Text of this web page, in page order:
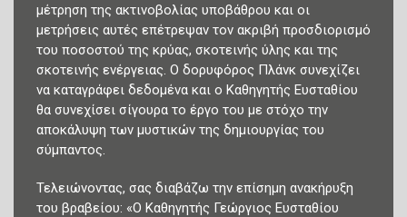
μέτρηση της ακτινοβολίας υποβάθρου και οι
μετρήσεις αυτές επέτρεψαν τον ακριβή προσδιορισμό
του ποσοστού της κρύας, σκοτεινής ύλης και της
σκοτεινής ενέργειας. Ο δορυφόρος Πλάνκ συνεχίζει
να καταγράφει δεδομένα και ο Καθηγητής Ευσταθίου
θα συνεχίσει σίγουρα το έργο του με στόχο την
αποκάλυψη των μυστικών της δημιουργίας του
σύμπαντος.
Τελειώνοντας, σας διαβάζω την επίσημη ανακήρυξη
του βραβείου: «Ο Καθηγητής Γεώργιος Ευσταθίου